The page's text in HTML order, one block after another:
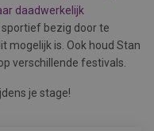
daadwerkelijk
sportief bezig door te
mogelijk is. Ook houd Stan
verschillende festivals.
je stage!